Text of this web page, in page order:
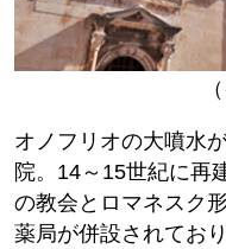
オノフリオの大噴水
院。14～15世紀に再
の教会とロマネスク
薬局が併設されてお